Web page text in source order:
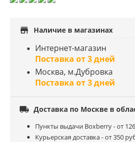
store Наличие в магазинах
Интернет-магазин
Поставка от 3 дней
Москва, м.Дубровка
Поставка от 3 дней
 Доставка по Москве в
Пункты выдачи Boxberry - от
Курьерская доставка - от 350